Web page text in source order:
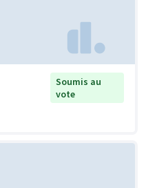
Soumis au
vote